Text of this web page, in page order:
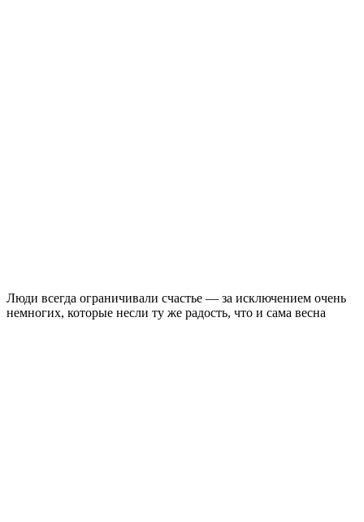
Люди всегда ограничивали счастье — за исключением очень
немногих, которые несли ту же радость, что и сама весна